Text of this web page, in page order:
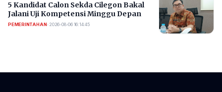
5 Kandidat Calon Sekda Cilegon Bakal
Jalani Uji Kompetensi Minggu Depan
PEMERINTAHAN• 2026-08-06 16:14:45